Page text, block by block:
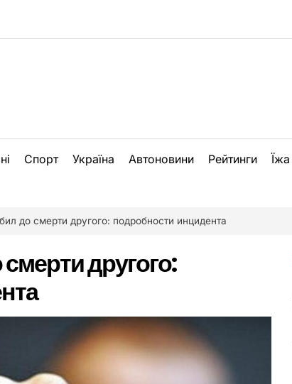
Спорт Україна Автоновини Рейтинги Їжа
до смерти другого: подробности инцидента
другого: